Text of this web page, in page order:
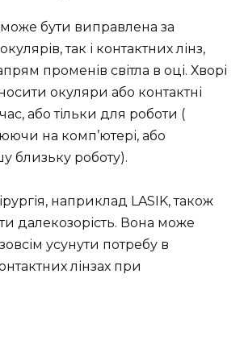
може бути виправлена ​​за
так і контактних лінз,
променів світла в оці. Хворі
окуляри або контактні
або тільки для роботи (
на комп’ютері, або
близьку роботу).
наприклад LASIK, також
далекозорість. Вона може
усунути потребу в
лінзах при